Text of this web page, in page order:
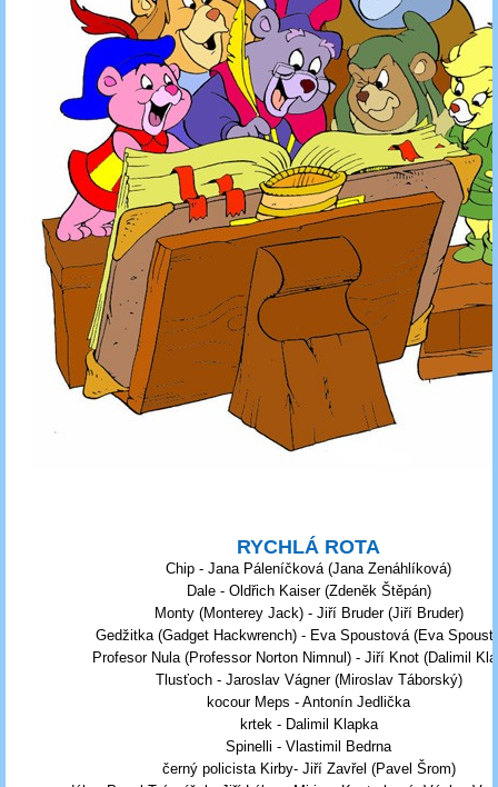
RYCHLÁ ROTA
Chip - Jana Páleníčková (Jana Zenáhlíková)
Dale - Oldřich Kaiser (Zdeněk Štěpán)
Monty (Monterey Jack) - Jiří Bruder (Jiří Bruder)
Gedžitka (Gadget Hackwrench) - Eva Spoustová (Eva
Profesor Nula (Professor Norton Nimnul) - Jiří Knot (Dalimil
Tlusťoch - Jaroslav Vágner (Miroslav Táborský)
kocour Meps - Antonín Jedlička
krtek - Dalimil Klapka
Spinelli - Vlastimil Bedrna
černý policista Kirby- Jiří Zavřel (Pavel Šrom)